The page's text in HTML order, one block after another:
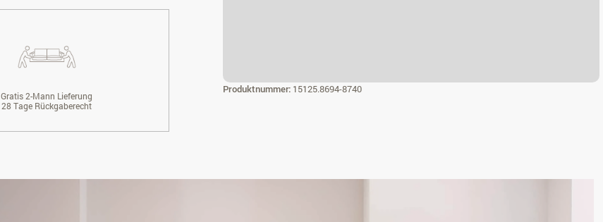
Produktnummer: 15125.8694-8740
Gratis 2-Mann Lieferung
28 Tage Rückgaberecht